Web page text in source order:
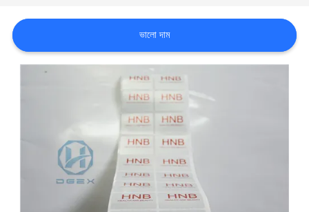
জন্য
আবেদন
গোপনীয়তা
ভালো দাম